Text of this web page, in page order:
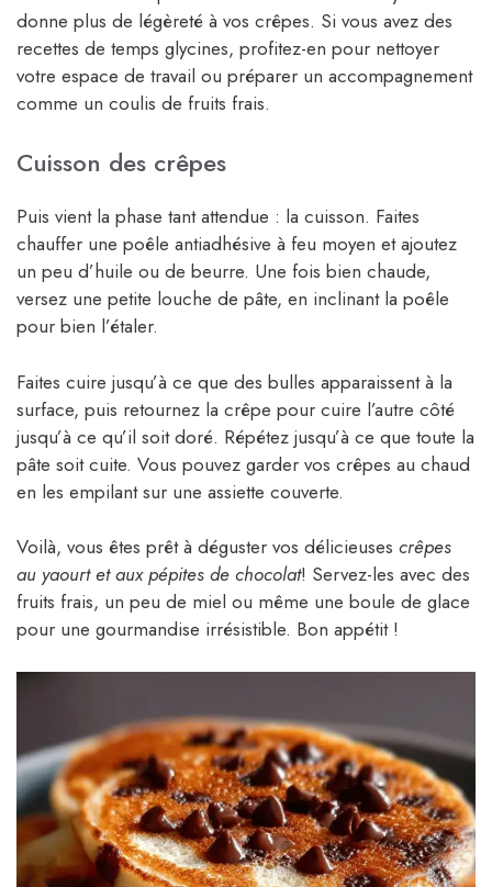
donne plus de légèreté à vos crêpes. Si vous avez des
recettes de temps glycines, profitez-en pour nettoyer
votre espace de travail ou préparer un accompagnement
comme un coulis de fruits frais.
Cuisson des crêpes
Puis vient la phase tant attendue : la cuisson. Faites
chauffer une poêle antiadhésive à feu moyen et ajoutez
un peu d’huile ou de beurre. Une fois bien chaude,
versez une petite louche de pâte, en inclinant la poêle
pour bien l’étaler.
Faites cuire jusqu’à ce que des bulles apparaissent à la
surface, puis retournez la crêpe pour cuire l’autre côté
jusqu’à ce qu’il soit doré. Répétez jusqu’à ce que toute la
pâte soit cuite. Vous pouvez garder vos crêpes au chaud
en les empilant sur une assiette couverte.
Voilà, vous êtes prêt à déguster vos délicieuses crêpes
au yaourt et aux pépites de chocolat! Servez-les avec des
fruits frais, un peu de miel ou même une boule de glace
pour une gourmandise irrésistible. Bon appétit !